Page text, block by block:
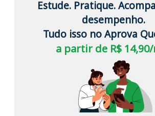
Estude. Pratique.
desempenho.
Tudo isso no Aprova
a partir de R$